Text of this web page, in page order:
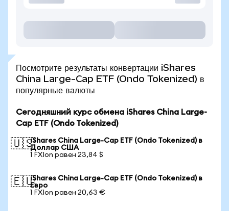
Посмотрите результаты конвертации iShares
China Large-Cap ETF (Ondo Tokenized) в
популярные валюты
Сегодняшний курс обмена iShares China Large-
Cap ETF (Ondo Tokenized)
🇺🇸iShares China Large-Cap ETF (Ondo Tokenized) в
Доллар США
1 FXIon равен 23,84 $
🇪🇺iShares China Large-Cap ETF (Ondo Tokenized) в
Евро
1 FXIon равен 20,63 €